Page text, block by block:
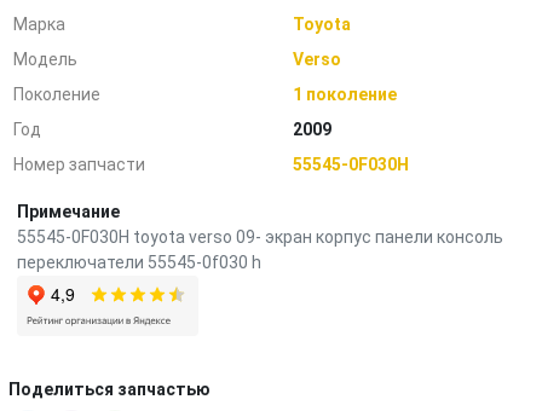
Марка
Toyota
Модель
Verso
Поколение
1 поколение
Год
2009
Номер запчасти
55545-0F030H
Примечание
55545-0F030H toyota verso 09- экран корпус панели консоль
переключатели 55545-0f030 h
Поделиться запчастью